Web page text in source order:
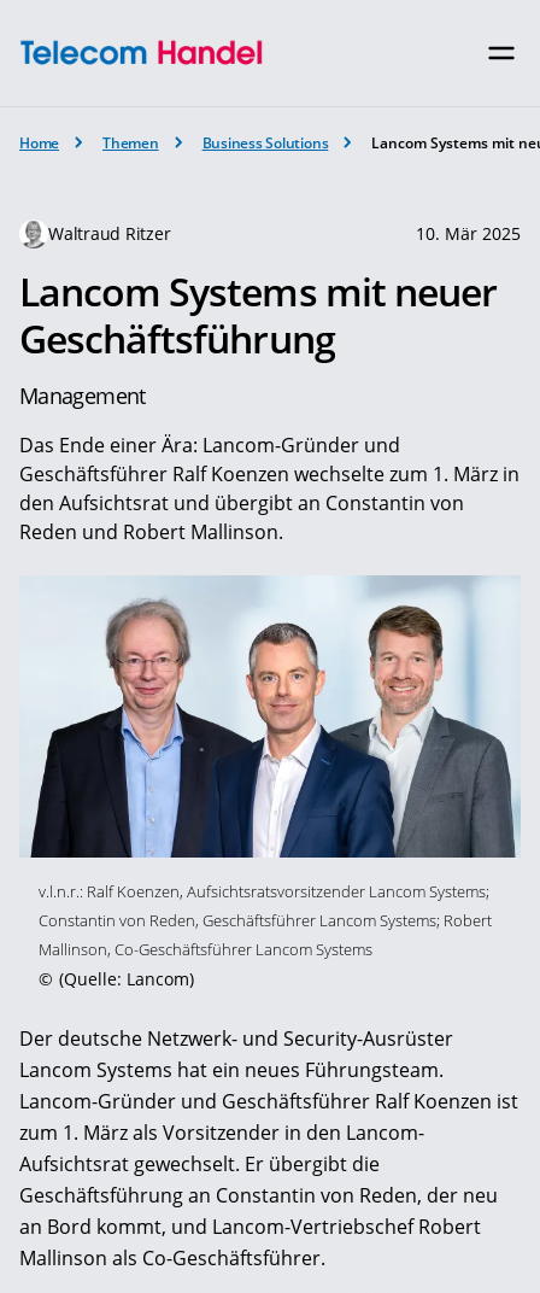
Home Themen Business Solutions Lancom Systems mit
Waltraud Ritzer 10. Mär 2025
Lancom Systems mit neuer
Geschäftsführung
Management
Das Ende einer Ära: Lancom-Gründer und
Geschäftsführer Ralf Koenzen wechselte zum 1. März in
den Aufsichtsrat und übergibt an Constantin von
Reden und Robert Mallinson.
v.l.n.r.: Ralf Koenzen, Aufsichtsratsvorsitzender Lancom Systems;
Constantin von Reden, Geschäftsführer Lancom Systems; Robert
Mallinson, Co-Geschäftsführer Lancom Systems
© (Quelle: Lancom)
Der deutsche Netzwerk- und Security-Ausrüster
Lancom Systems hat ein neues Führungsteam.
Lancom-Gründer und Geschäftsführer Ralf Koenzen ist
zum 1. März als Vorsitzender in den Lancom-
Aufsichtsrat gewechselt. Er übergibt die
Geschäftsführung an Constantin von Reden, der neu
an Bord kommt, und Lancom-Vertriebschef Robert
Mallinson als Co-Geschäftsführer.